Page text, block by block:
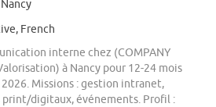
| Nancy
French
interne chez (COMPANY
à Nancy pour 12-24 mois
Missions : gestion intranet,
digitaux, événements. Profil :